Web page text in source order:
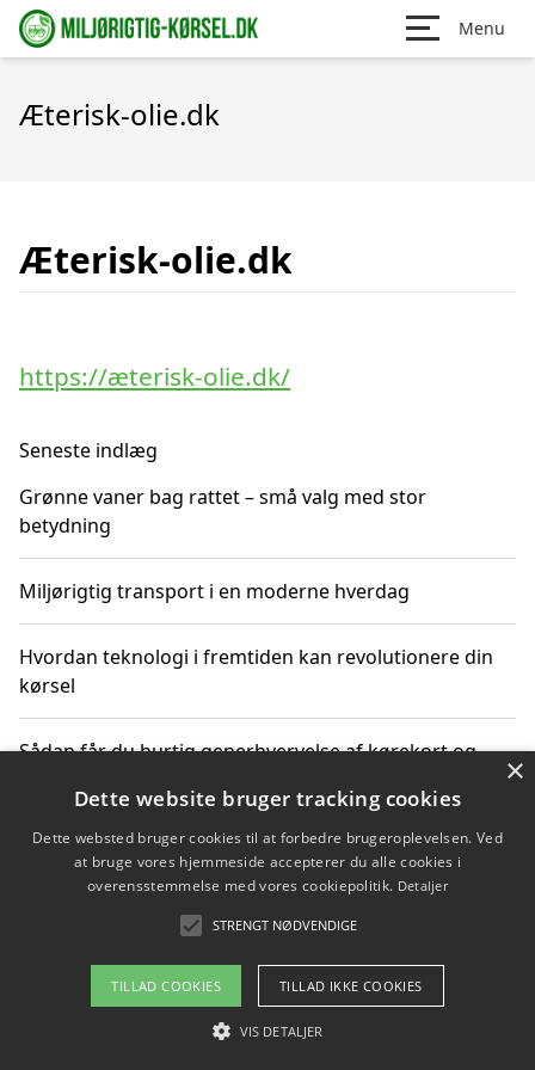
Menu
Æterisk-olie.dk
Æterisk-olie.dk
https://æterisk-olie.dk/
Seneste indlæg
Grønne vaner bag rattet – små valg med stor
betydning
Miljørigtig transport i en moderne hverdag
Hvordan teknologi i fremtiden kan revolutionere din
kørsel
Sådan får du hurtig generhvervelse af kørekort og
Sådan lærer du miljørigtig kørsel hos en køreskole i
Gentofte
Copyright 2026 - Pilanto Aps
Om / kontakt
×
Dette website bruger tracking cookies
Dette websted bruger cookies til at forbedre brugeroplevelsen. Ved
at bruge vores hjemmeside accepterer du alle cookies i
overensstemmelse med vores cookiepolitik. Detaljer
STRENGT NØDVENDIGE
TILLAD COOKIES TILLAD IKKE COOKIES
VIS DETALJER